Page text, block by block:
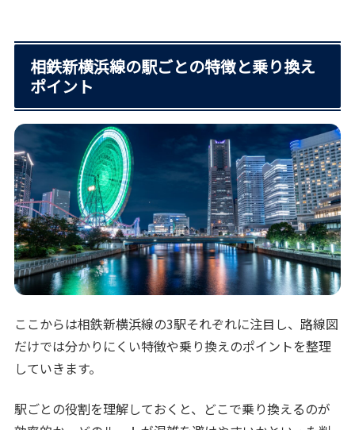
相鉄新横浜線の駅ごとの特徴と乗り換え
ポイント
ここからは相鉄新横浜線の3駅それぞれに注目し、路線図
だけでは分かりにくい特徴や乗り換えのポイントを整理
していきます。
駅ごとの役割を理解しておくと、どこで乗り換えるのが